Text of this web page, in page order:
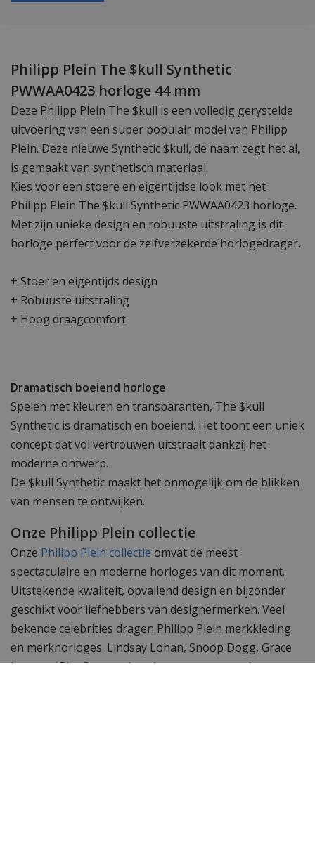
Philipp Plein The $kull Synthetic
PWWAA0423 horloge 44 mm
Deze Philipp Plein The $kull is een volledig gerystelde
uitvoering van een super populair model van Philipp
Plein. Deze nieuwe Synthetic $kull, de naam zegt het al,
is gemaakt van synthetisch materiaal.
Kies voor een stoere en eigentijdse look met het
Philipp Plein The $kull Synthetic PWWAA0423 horloge.
Met zijn unieke design en robuuste uitstraling is dit
horloge perfect voor de zelfverzekerde horlogedrager.
+ Stoer en eigentijds design
+ Robuuste uitstraling
+ Hoog draagcomfort
Dramatisch boeiend horloge
Spelen met kleuren en transparanten, The $kull
Synthetic is dramatisch en boeiend. Het toont een uniek
concept dat vol vertrouwen uitstraalt dankzij het
moderne ontwerp.
De $kull Synthetic maakt het onmogelijk om de blikken
van mensen te ontwijken.
Onze Philipp Plein collectie
Onze Philipp Plein collectie omvat de meest
spectaculaire en moderne horloges van dit moment.
Uitstekende kwaliteit, opvallend design en bijzonder
geschikt voor liefhebbers van designermerken. Veel
bekende celebrities dragen Philipp Plein merkkleding
en merkhorloges. Lindsay Lohan, Snoop Dogg, Grace
Jones en Rita Ora werden al gespot met een door